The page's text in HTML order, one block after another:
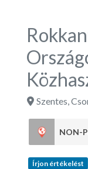
Szentes,
NON-
Írjon értékelést